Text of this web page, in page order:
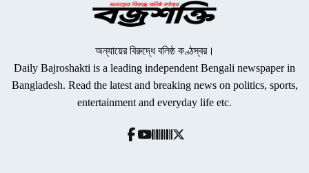
অন্যায়ের বিরুদ্ধে বলিষ্ঠ কণ্ঠস্বর।
Daily Bajroshakti is a leading independent Bengali newspaper in
Bangladesh. Read the latest and breaking news on politics, sports,
entertainment and everyday life etc.